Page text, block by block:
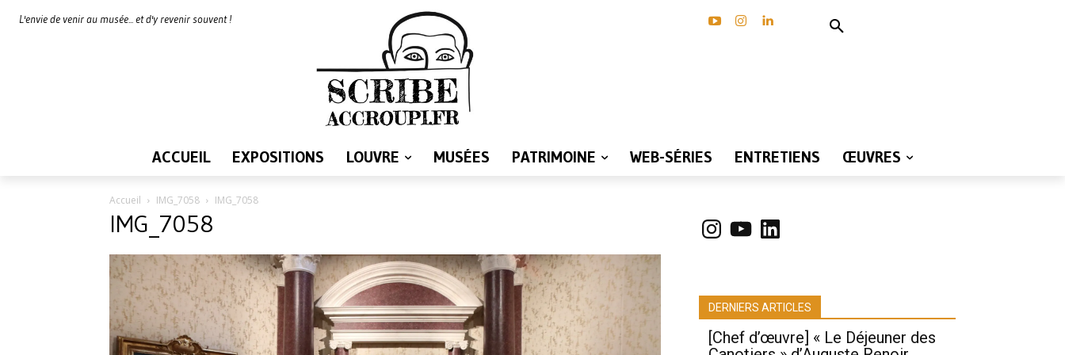
L'envie de venir au musée... et d'y revenir souvent !
ACCUEIL EXPOSITIONS LOUVRE MUSÉES PATRIMOINE WEB-SÉRIES ENTRETIENS ŒUVRES
Accueil IMG_7058 IMG_7058
IMG_7058 Instagram
YouTubeLinkedIn
DERNIERS ARTICLES
[Chef d’œuvre] « Le Déjeuner des